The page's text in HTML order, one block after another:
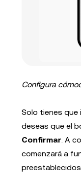
Configura
Solo tienes que
deseas que el
Confirmar . A
comenzará a
preestablecidos